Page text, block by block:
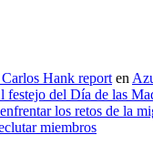
Hank report en
festejo del Día de las
los retos de la
miembros